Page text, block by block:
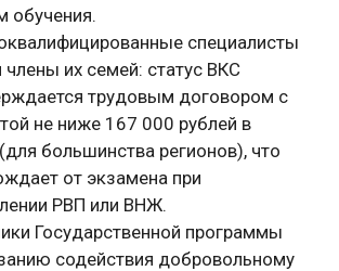
обучения.
специалисты
их семей: статус ВКС
трудовым договором с
не ниже 167 000 рублей в
большинства регионов), что
от экзамена при
РВП или ВНЖ.
Государственной программы
содействия добровольному